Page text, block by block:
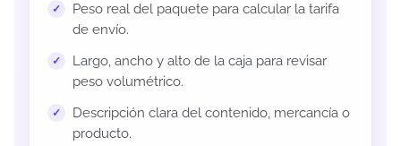
Peso real del paquete para calcular la tarifa
de envío.
Largo, ancho y alto de la caja para revisar
peso volumétrico.
Descripción clara del contenido, mercancía o
producto.